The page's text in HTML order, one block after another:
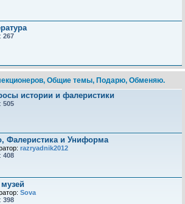
267
Общие темы, Подарю, Обменяю.
истории и фалеристики
505
Фалеристика и Униформа
razryadnik2012
408
Sova
398